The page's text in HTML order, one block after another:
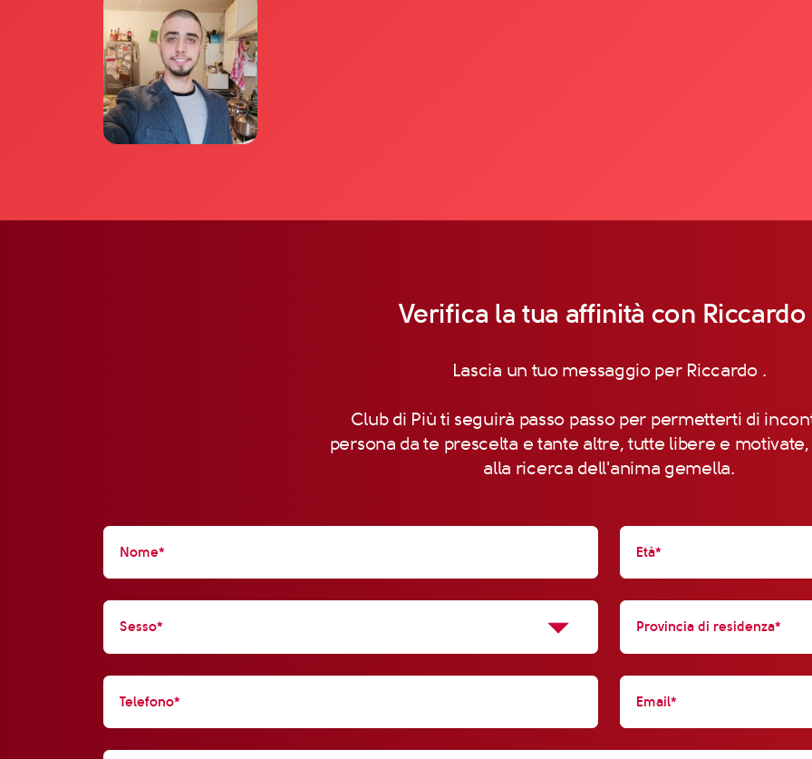
Verifica la tua affinità con Riccardo
Lascia un tuo messaggio per Riccardo .
Club di Più ti seguirà passo passo per permetterti di
persona da te prescelta e tante altre, tutte libere e
alla ricerca dell'anima gemella.